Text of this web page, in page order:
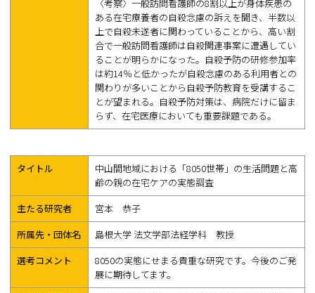
〈考察〉一般訪問看護師の8割以上が身体疾患の
ある在宅療養者の自殺念慮の訴えを聞き、半数以
上で自殺未遂者に関わっていることから、高い割
合で一般訪問看護師は自殺関連事案に遭遇してい
ることが明らかになった。自殺予防の研修参加率
は約14％と低かったが自殺念慮のある利用者との
関わりが多いことから自殺予防教育を受講するこ
とが望まれる。自殺予防対策は、病院だけに留ま
らず、在宅医療においても重要課題である。
タイトル
中山間地域における「8050世帯」の生活問題と高
齢の親の在宅ケアの実態調査
主たる研究者
宮本 恭子
所属先・団体名
島根大学 法文学部法経学科 教授
選考コメント
8050の実態にせまる貴重な研究です。今後のご発
展に期待してます。